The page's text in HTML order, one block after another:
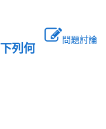
問題討論
列何